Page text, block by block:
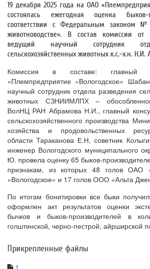
19 декабря 2025 года на ОАО
состоялась ежегодная оценка быков-
соответствии с Федеральным законом
животноводстве». В состав комиссии
ведущий научный сотрудник
сельскохозяйственных животных к.с.-х.н. Н.И.
Комиссия в составе: главный
«Племпредприятие «Вологодское»
научный сотрудник отдела разведения
животных СЗНИИМЛПХ –
ВолНЦ РАН Абрамова Н.И., главный
сельскохозяйственного производства
хозяйства и продовольственных
области Тараканова Е.Н, советник
инженер Вологодского муниципального
Ю. провела оценку 65 быков-
признакам, из которых 48 голов ОАО
«Вологодское» и 17 голов ООО «Альта
По итогам бонитировки все быки
оформлен акт результатов оценки
бычков и быков-производителей в
голштинской, черно-пестрой, айрширской
Прикрепленные файлы